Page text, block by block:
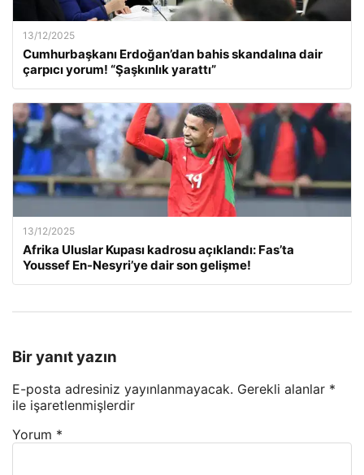
13/12/2025
Cumhurbaşkanı Erdoğan’dan bahis skandalına dair
çarpıcı yorum! “Şaşkınlık yarattı”
13/12/2025
Afrika Uluslar Kupası kadrosu açıklandı: Fas’ta
Youssef En-Nesyri’ye dair son gelişme!
Bir yanıt yazın
E-posta adresiniz yayınlanmayacak. Gerekli alanlar *
ile işaretlenmişlerdir
Yorum *